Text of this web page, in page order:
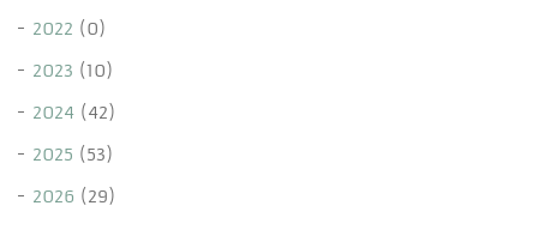
2022 (0)
2023 (10)
2024 (42)
2025 (53)
2026 (29)